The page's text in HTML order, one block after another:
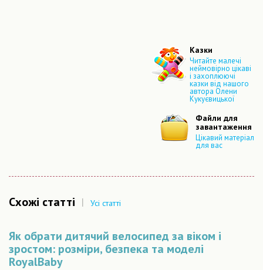
Казки
Читайте малечі
неймовірно цікаві
і захоплюючі
казки від нашого
автора Олени
Кукуєвицької
Файли для
завантаження
Цікавий матеріал
для вас
Схожі статті | Усі статті
Як обрати дитячий велосипед за віком і
зростом: розміри, безпека та моделі
RoyalBaby